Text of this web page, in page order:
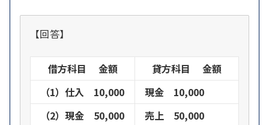
【回答】
借方科目 金額
貸方科目 金額
（1）仕入 10,000
現金 10,000
（2）現金 50,000
売上 50,000